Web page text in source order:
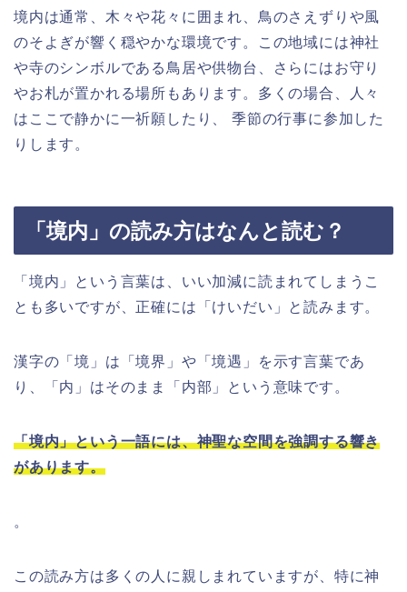
境内は通常、木々や花々に囲まれ、鳥のさえずりや風
のそよぎが響く穏やかな環境です。この地域には神社
や寺のシンボルである鳥居や供物台、さらにはお守り
やお札が置かれる場所もあります。多くの場合、人々
はここで静かに一祈願したり、 季節の行事に参加した
りします。
「境内」の読み方はなんと読む？
「境内」という言葉は、いい加減に読まれてしまうこ
とも多いですが、正確には「けいだい」と読みます。
漢字の「境」は「境界」や「境遇」を示す言葉であ
り、「内」はそのまま「内部」という意味です。
「境内」という一語には、神聖な空間を強調する響き
があります。
。
この読み方は多くの人に親しまれていますが、特に神